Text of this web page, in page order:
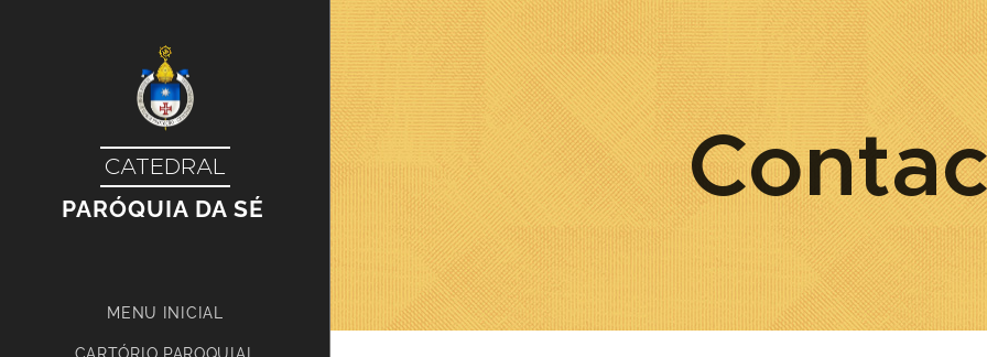
CATEDRAL
PARÓQUIA DA SÉ
MENU INICIAL